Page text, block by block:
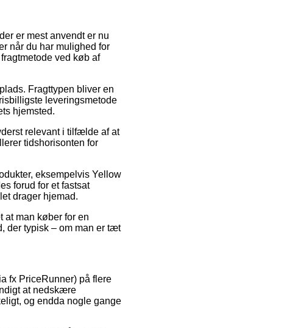
er mest anvendt er nu
når du har mulighed for
ved køb af
Fragttypen bliver en
leveringsmetode
hjemsted.
relevant i tilfælde af at
tidshorisonten for
eksempelvis Yellow
forud for et fastsat
drager hjemad.
at man køber for en
der typisk – om man er tæt
fx PriceRunner) på flere
at nedskære
og endda nogle gange